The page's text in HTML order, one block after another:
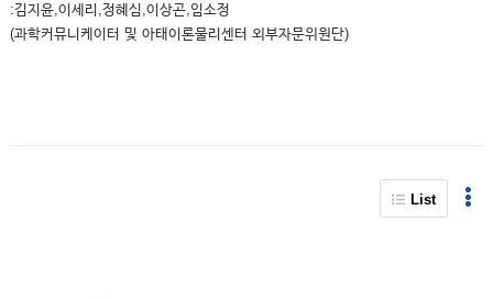
:김지윤,이세리,정혜심,이상곤,임소정
(과학커뮤니케이터 및 아태이론물리센터 외부자문위원단)
List